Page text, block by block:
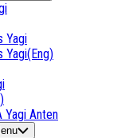
Yagi
Yagi(Eng)
Yagi Anten